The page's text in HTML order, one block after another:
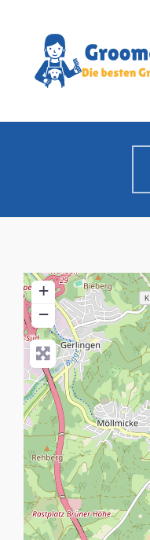
+
−